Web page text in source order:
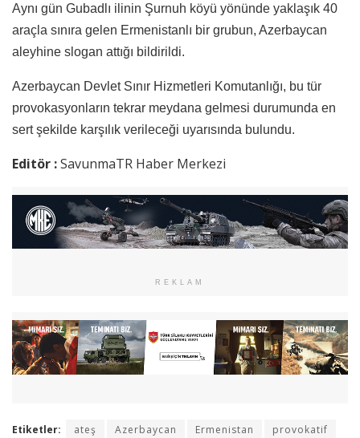
Aynı gün Gubadlı ilinin Şurnuh köyü yönünde yaklaşık 40
araçla sınıra gelen Ermenistanlı bir grubun, Azerbaycan
aleyhine slogan attığı bildirildi.
Azerbaycan Devlet Sınır Hizmetleri Komutanlığı, bu tür
provokasyonların tekrar meydana gelmesi durumunda en
sert şekilde karşılık verileceği uyarısında bulundu.
Editör :SavunmaTR Haber Merkezi
REKLAM
Etiketler: ateş Azerbaycan Ermenistan
provokatif